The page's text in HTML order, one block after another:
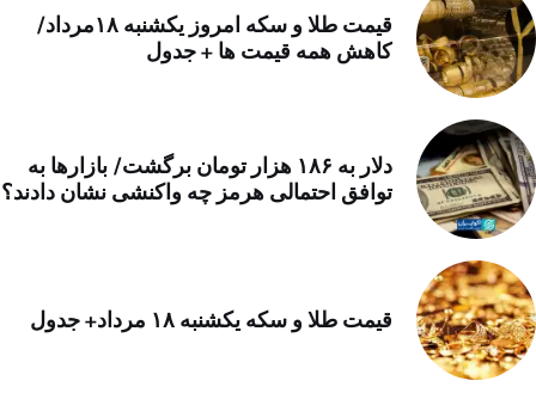
قیمت طلا و سکه امروز یکشنبه ۱۸مرداد/
کاهش همه قیمت ها + جدول
دلار به ۱۸۶ هزار تومان برگشت/ بازارها به
توافق احتمالی هرمز چه واکنشی نشان دادند؟
قیمت طلا و سکه یکشنبه ۱۸ مرداد+ جدول